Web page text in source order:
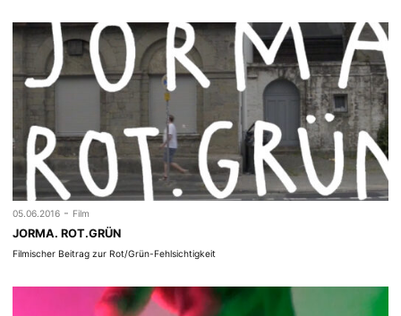
05.06.2016 - Film
JORMA. ROT.GRÜN
Filmischer Beitrag zur Rot/Grün-Fehlsichtigkeit